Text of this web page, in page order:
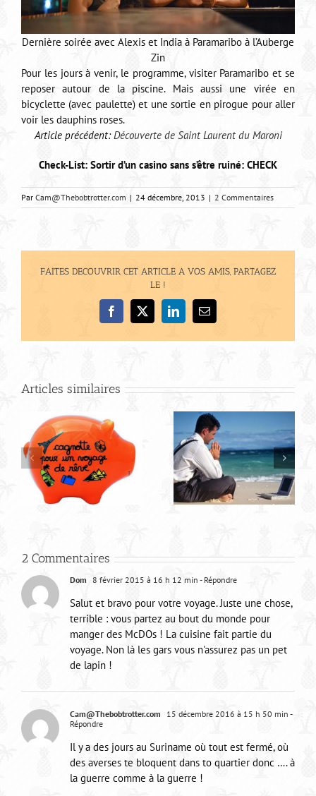
Dernière soirée avec Alexis et India à Paramaribo à l’Auberge
Zin
Pour les jours à venir, le programme, visiter Paramaribo et se
reposer autour de la piscine. Mais aussi une virée en
bicyclette (avec paulette) et une sortie en pirogue pour aller
voir les dauphins roses.
Article précédent:Découverte de Saint Laurent du Maroni
Check-List: Sortir d’un casino sans s’être ruiné: CHECK
Par Cam@Thebobtrotter.com | 24 décembre, 2013 | 2 Commentaires
FAITES DECOUVRIR CET ARTICLE A VOS AMIS, PARTAGEZ
LE !
Facebook
X LinkedInEmail
Articles similaires
Budget pour votre
road trip en
Amérique du sud
2 Commentaires
Dom 8 février 2015 à 16 h 12 min - Répondre
Salut et bravo pour votre voyage. Juste une chose,
terrible : vous partez au bout du monde pour
manger des McDOs ! La cuisine fait partie du
voyage. Non là les gars vous n'assurez pas un pet
de lapin !
Cam@Thebobtrotter.com 15 décembre 2016 à 15 h 50 min -
Répondre
Il y a des jours au Suriname où tout est fermé, où
des averses te bloquent dans to quartier donc …. à
la guerre comme à la guerre !